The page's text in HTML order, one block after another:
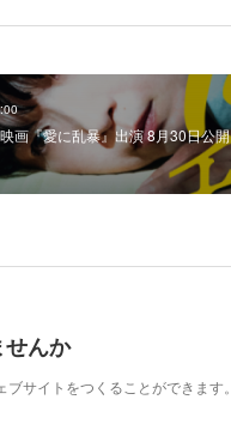
画『愛に乱暴』出演 8月30日公開
んか
サイトをつくることができます。